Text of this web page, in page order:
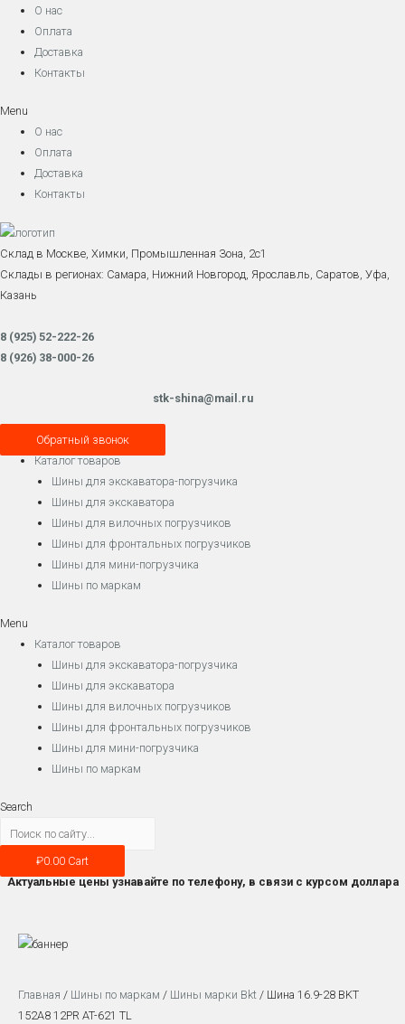
О нас
Оплата
Доставка
Контакты
Menu
О нас
Оплата
Доставка
Контакты
Склад в Москве, Химки, Промышленная Зона, 2с1
Склады в регионах: Самара, Нижний Новгород, Ярославль, Саратов, Уфа,
Казань
8 (925) 52-222-26
8 (926) 38-000-26
stk-shina@mail.ru
Обратный звонок
Каталог товаров
Шины для экскаватора-погрузчика
Шины для экскаватора
Шины для вилочных погрузчиков
Шины для фронтальных погрузчиков
Шины для мини-погрузчика
Шины по маркам
Menu
Каталог товаров
Шины для экскаватора-погрузчика
Шины для экскаватора
Шины для вилочных погрузчиков
Шины для фронтальных погрузчиков
Шины для мини-погрузчика
Шины по маркам
Search
₽0.00 Cart
Актуальные цены узнавайте по телефону, в связи с курсом доллара
Главная / Шины по маркам / Шины марки Bkt / Шина 16.9-28 BKT
152A8 12PR AT-621 TL